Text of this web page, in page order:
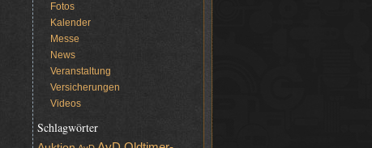
Fotos
Kalender
Messe
News
Veranstaltung
Versicherungen
Videos
Schlagwörter